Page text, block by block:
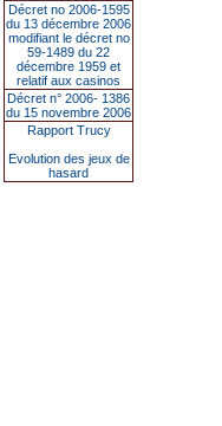
Décret no 2006-1595
du 13 décembre 2006
modifiant le décret no
59-1489 du 22
décembre 1959 et
relatif aux casinos
Décret n° 2006- 1386
du 15 novembre 2006
Rapport Trucy
Evolution des jeux de
hasard